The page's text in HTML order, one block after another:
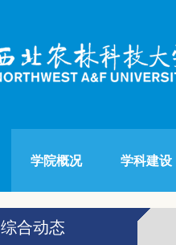
学院概况 学科建设
综合动态